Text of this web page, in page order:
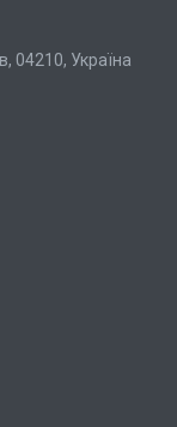
04210, Україна